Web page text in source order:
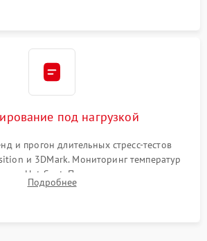
под нагрузкой
и прогон длительных стресс-тестов
и 3DMark. Мониторинг температур
и Hot Spot. Проверка на отсутствие
вылетов драйвера и зависаний.
Подробнее